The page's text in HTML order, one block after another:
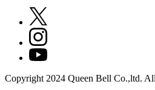
Copyright 2024 Queen Bell Co.,ltd.